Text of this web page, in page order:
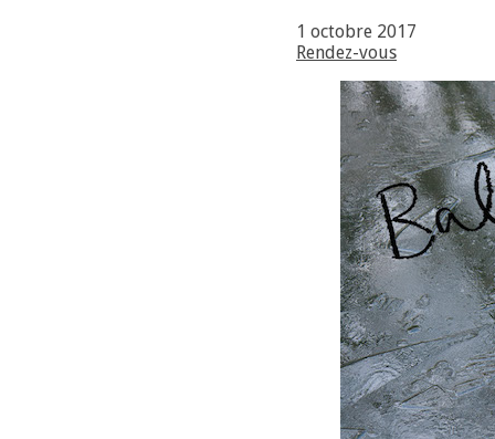
1 octobre 2017
Rendez-vous